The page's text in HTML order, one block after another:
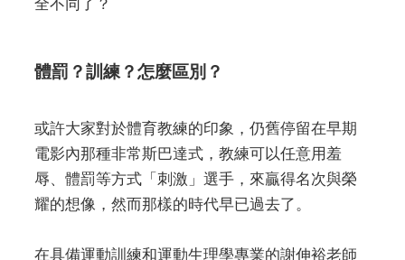
全不同了？
體罰？訓練？怎麼區別？
或許大家對於體育教練的印象，仍舊停留在早期
電影內那種非常斯巴達式，教練可以任意用羞
辱、體罰等方式「刺激」選手，來贏得名次與榮
耀的想像，然而那樣的時代早已過去了。
在具備運動訓練和運動生理學專業的謝伸裕老師